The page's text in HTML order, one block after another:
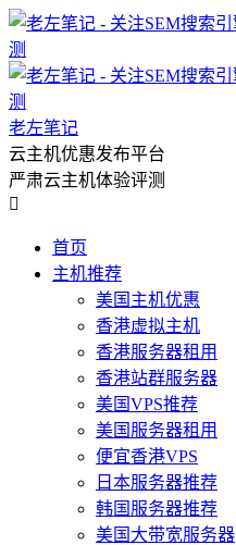
老左笔记
云主机优惠发布平台
严肃云主机体验评测

首页
主机推荐
美国主机优惠
香港虚拟主机
香港服务器租用
香港站群服务器
美国VPS推荐
美国服务器租用
便宜香港VPS
日本服务器推荐
韩国服务器推荐
美国大带宽服务器